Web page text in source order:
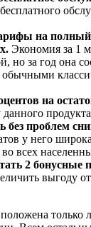
на
Экономия за 1
но за год она
на
данного
без проблем
у него
всех
2 бонусные
выгоду
положена